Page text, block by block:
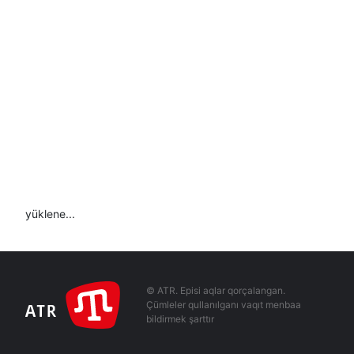
yüklene...
© ATR. Episi aqlar qorçalangan.
Çümleler qullanılganı vaqıt menbaa
bildirmek şarttır